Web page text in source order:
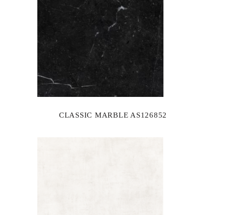
CLASSIC MARBLE AS126852